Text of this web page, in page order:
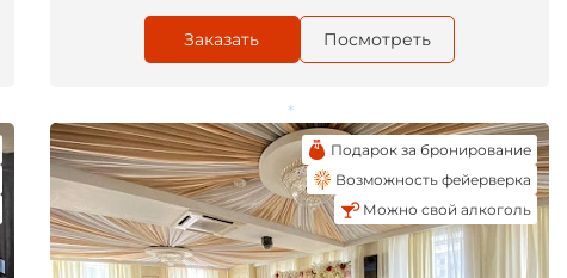
Заказать Посмотреть
Подарок за бронирование
Возможность фейерверка
Можно свой алкоголь
*
*